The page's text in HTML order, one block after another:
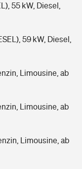
55 kW, Diesel,
59 kW, Diesel,
Limousine, ab
Limousine, ab
Limousine, ab